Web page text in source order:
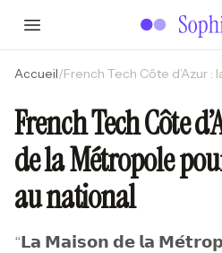
Accueil/
French Tech Côte
de la Métropole
au national
“𝗟𝗮 𝗠𝗮𝗶𝘀𝗼𝗻 𝗱𝗲 𝗹𝗮